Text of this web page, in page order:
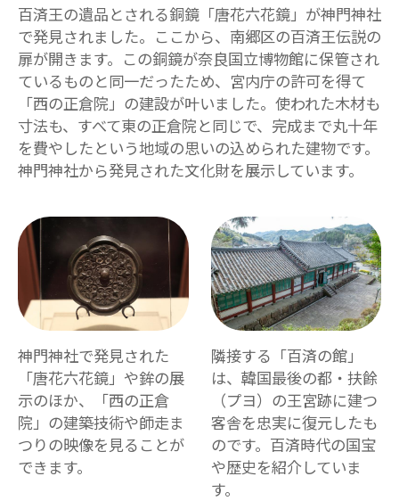
百済王の遺品とされる銅鏡「唐花六花鏡」が神門神社
で発見されました。ここから、南郷区の百済王伝説の
扉が開きます。この銅鏡が奈良国立博物館に保管され
ているものと同一だったため、宮内庁の許可を得て
「西の正倉院」の建設が叶いました。使われた木材も
寸法も、すべて東の正倉院と同じで、完成まで丸十年
を費やしたという地域の思いの込められた建物です。
神門神社から発見された文化財を展示しています。
神門神社で発見された
「唐花六花鏡」や鉾の展
示のほか、「西の正倉
院」の建築技術や師走ま
つりの映像を見ることが
できます。
隣接する「百済の館」
は、韓国最後の都・扶餘
（プヨ）の王宮跡に建つ
客舎を忠実に復元したも
のです。百済時代の国宝
や歴史を紹介していま
す。